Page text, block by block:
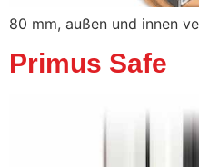
80 mm, außen und innen
Primus Safe